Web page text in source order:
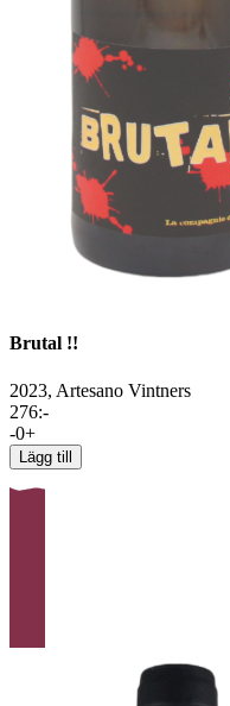
Brutal !!
2023, Artesano Vintners
276:-
-0+
Lägg till